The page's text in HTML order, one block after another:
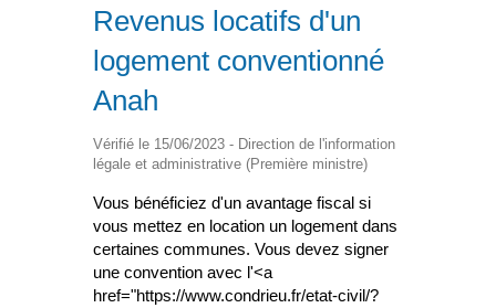
Revenus locatifs d'un
logement conventionné
Anah
Vérifié le 15/06/2023 - Direction de l'information
légale et administrative (Première ministre)
Vous bénéficiez d'un avantage fiscal si
vous mettez en location un logement dans
certaines communes. Vous devez signer
une convention avec l'<a
href="https://www.condrieu.fr/etat-civil/?